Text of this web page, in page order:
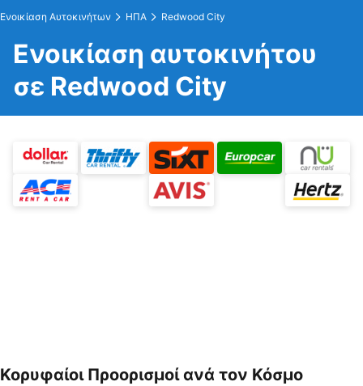
Ενοικίαση Αυτοκινήτων ΗΠΑ Redwood City
Ενοικίαση αυτοκινήτου
σε Redwood City
Κορυφαίοι Προορισμοί ανά τον Κόσμο